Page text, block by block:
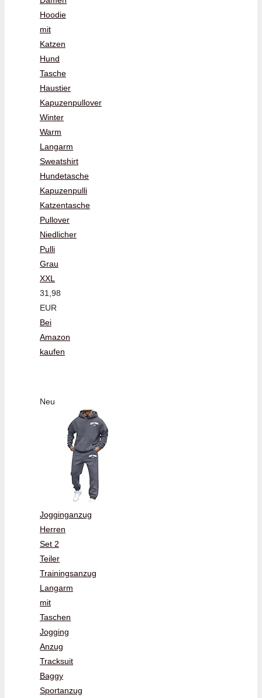
Hoodie
mit
Katzen
Hund
Tasche
Haustier
Kapuzenpullover
Winter
Warm
Langarm
Sweatshirt
Hundetasche
Kapuzenpulli
Katzentasche
Pullover
Niedlicher
Pulli
Grau
XXL
31,98
EUR
Bei
Amazon
kaufen
Neu
Jogginganzug
Herren
Set 2
Teiler
Trainingsanzug
Langarm
mit
Taschen
Jogging
Anzug
Tracksuit
Baggy
Sportanzug